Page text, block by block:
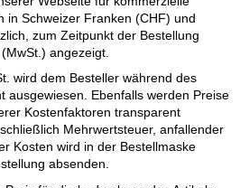
nicht verfügbar ist oder wenn
Lieferungen unberechtigt nicht
ag eine Bestellung nicht
aus dem Vertrag ist der
ag.